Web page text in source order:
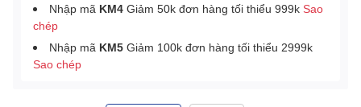
Nhập mã KM4 Giảm 50k đơn hàng tối thiểu 999k Sao
chép
Nhập mã KM5 Giảm 100k đơn hàng tối thiểu 2999k
Sao chép